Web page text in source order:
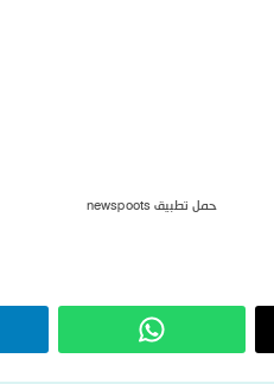
حمل تطبيق newspoots